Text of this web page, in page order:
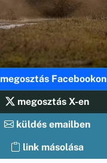
megosztás Facebookon
megosztás X-en
küldés emailben
link másolása